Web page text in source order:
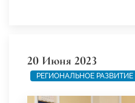
20 Июня 2023
РЕГИОНАЛЬНОЕ РАЗВИТИЕ